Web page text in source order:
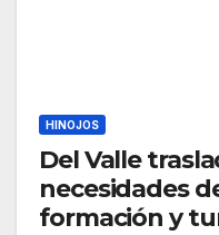
HINOJOS
Del Valle
necesidades
formación y